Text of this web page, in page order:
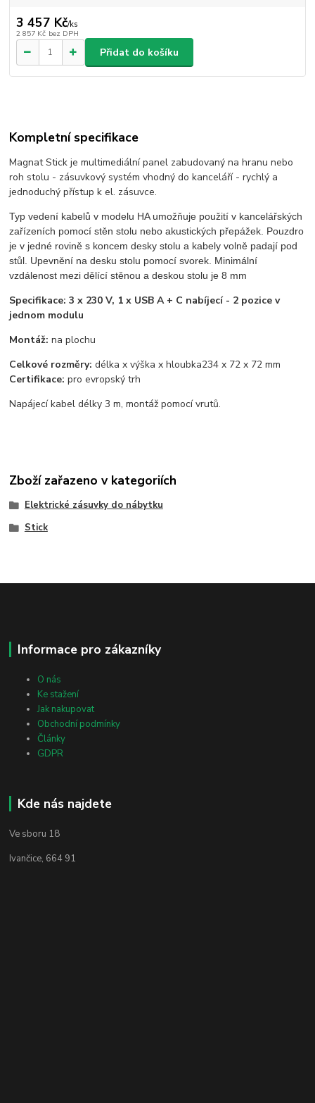
3 457 Kč/ks
2 857 Kč bez DPH
Přidat do košíku
Kompletní specifikace
Magnat Stick je multimediální panel zabudovaný na hranu nebo
roh stolu - zásuvkový systém vhodný do kanceláří - rychlý a
jednoduchý přístup k el. zásuvce.
Typ vedení kabelů v modelu HA umožňuje použití v kancelářských
zařízeních pomocí stěn stolu nebo akustických přepážek. Pouzdro
je v jedné rovině s koncem desky stolu a kabely volně padají pod
stůl. Upevnění na desku stolu pomocí svorek. Minimální
vzdálenost mezi dělící stěnou a deskou stolu je 8 mm
Specifikace: 3 x 230 V, 1 x USB A + C nabíjecí - 2 pozice v
jednom modulu
Montáž: na plochu
Celkové rozměry:délka x výška x hloubka234 x 72 x 72 mm
Certifikace: pro evropský trh
Napájecí kabel délky 3 m, montáž pomocí vrutů.
Zboží zařazeno v kategoriích
Elektrické zásuvky do nábytku
Stick
Informace pro zákazníky
O nás
Ke stažení
Jak nakupovat
Obchodní podmínky
Články
GDPR
Kde nás najdete
Ve sboru 18
Ivančice, 664 91